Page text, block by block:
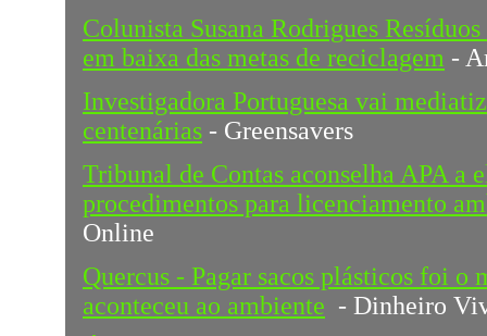
Colunista Susana Rodrigues
em baixa das metas de reciclagem -
Investigadora Portuguesa vai
centenárias - Greensavers
Tribunal de Contas aconselha APA a
procedimentos para licenciamento
Online
Quercus - Pagar sacos plásticos foi o
aconteceu ao ambiente - Dinheiro